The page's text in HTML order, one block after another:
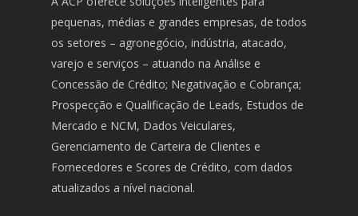
pequenas, médias e grandes empresas, de todos
os setores – agronegócio, indústria, atacado,
varejo e serviços – atuando na Análise e
Concessão de Crédito; Negativação e Cobrança;
Prospecção e Qualificação de Leads, Estudos de
Mercado e NCM, Dados Veiculares,
Gerenciamento de Carteira de Clientes e
Fornecedores e Scores de Crédito, com dados
atualizados a nível nacional.